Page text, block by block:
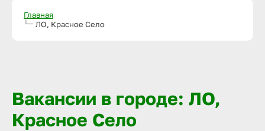
Главная
ЛО, Красное Село
Вакансии в городе: ЛО,
Красное Село